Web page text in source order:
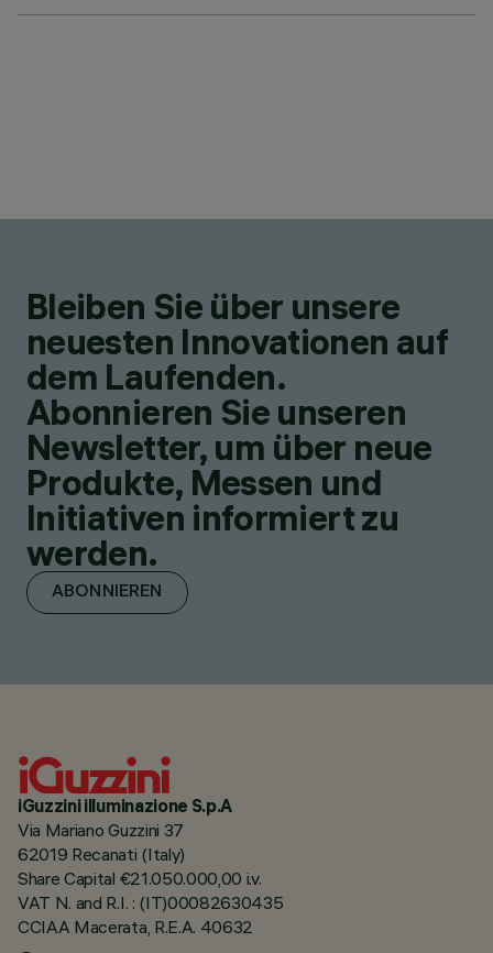
Bleiben Sie über unsere
neuesten Innovationen auf
dem Laufenden.
Abonnieren Sie unseren
Newsletter, um über neue
Produkte, Messen und
Initiativen informiert zu
werden.
ABONNIEREN
iGuzzini illuminazione S.p.A
Via Mariano Guzzini 37
62019 Recanati (Italy)
Share Capital €21.050.000,00 i.v.
VAT N. and R.I. : (IT)00082630435
CCIAA Macerata, R.E.A. 40632